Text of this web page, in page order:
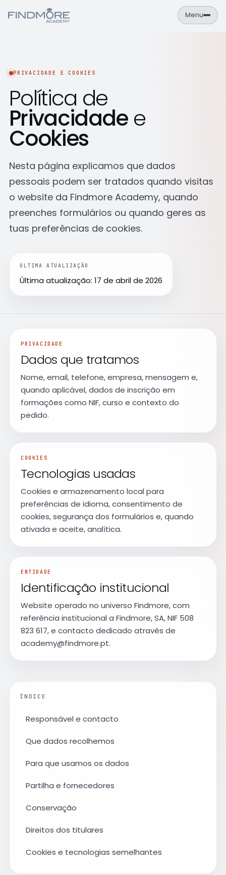
Menu
Formações
Empresas
Sobre
Contactos
FORMAÇÕES
Cursos
Calendário
Formação com apoio do programa IEFP
Aulas de línguas
Layer8 Bootcamp
Bootcamp de cibersegurança e ethical hacking
PRIVACIDADE E COOKIES
Política de
Privacidadee
Cookies
Nesta página explicamos que dados
pessoais podem ser tratados quando visitas
o website da Findmore Academy, quando
preenches formulários ou quando geres as
tuas preferências de cookies.
ÚLTIMA ATUALIZAÇÃO
Última atualização: 17 de abril de 2026
PRIVACIDADE
Dados que tratamos
Nome, email, telefone, empresa, mensagem e,
quando aplicável, dados de inscrição em
formações como NIF, curso e contexto do
pedido.
COOKIES
Tecnologias usadas
Cookies e armazenamento local para
preferências de idioma, consentimento de
cookies, segurança dos formulários e, quando
ativada e aceite, analítica.
ENTIDADE
Identificação institucional
Website operado no universo Findmore, com
referência institucional a Findmore, SA, NIF 508
823 617, e contacto dedicado através de
academy@findmore.pt.
ÍNDICE
Responsável e contacto
Que dados recolhemos
Para que usamos os dados
Partilha e fornecedores
Conservação
Direitos dos titulares
Cookies e tecnologias semelhantes